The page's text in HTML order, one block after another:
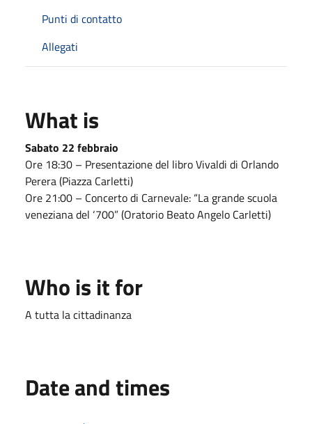
Punti di contatto
Allegati
What is
Sabato 22 febbraio
Ore 18:30 – Presentazione del libro Vivaldi di Orlando
Perera (Piazza Carletti)
Ore 21:00 – Concerto di Carnevale: “La grande scuola
veneziana del ‘700” (Oratorio Beato Angelo Carletti)
Who is it for
A tutta la cittadinanza
Date and times